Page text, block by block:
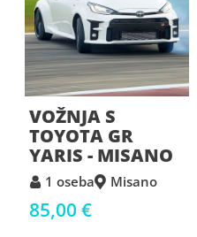
VOŽNJA S
TOYOTA GR
YARIS - MISANO
1 oseba Misano
85,00 €